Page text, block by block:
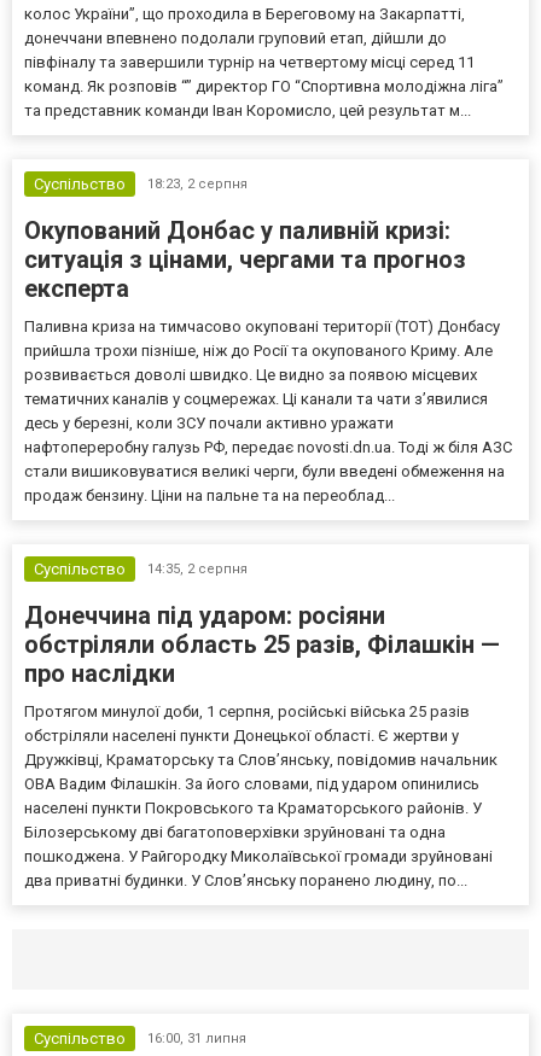
колос України”, що проходила в Береговому на Закарпатті,
донеччани впевнено подолали груповий етап, дійшли до
півфіналу та завершили турнір на четвертому місці серед 11
команд. Як розповів “” директор ГО “Спортивна молодіжна ліга”
та представник команди Іван Коромисло, цей результат м...
Суспільство 18:23, 2 серпня
Окупований Донбас у паливній кризі:
ситуація з цінами, чергами та прогноз
експерта
Паливна криза на тимчасово окуповані території (ТОТ) Донбасу
прийшла трохи пізніше, ніж до Росії та окупованого Криму. Але
розвивається доволі швидко. Це видно за появою місцевих
тематичних каналів у соцмережах. Ці канали та чати з’явилися
десь у березні, коли ЗСУ почали активно уражати
нафтопереробну галузь РФ, передає novosti.dn.ua. Тоді ж біля АЗС
стали вишиковуватися великі черги, були введені обмеження на
продаж бензину. Ціни на пальне та на переоблад...
Суспільство 14:35, 2 серпня
Донеччина під ударом: росіяни
обстріляли область 25 разів, Філашкін —
про наслідки
Протягом минулої доби, 1 серпня, російські війська 25 разів
обстріляли населені пункти Донецької області. Є жертви у
Дружківці, Краматорську та Слов’янську, повідомив начальник
ОВА Вадим Філашкін. За його словами, під ударом опинились
населені пункти Покровського та Краматорського районів. У
Білозерському дві багатоповерхівки зруйновані та одна
пошкоджена. У Райгородку Миколаївської громади зруйновані
два приватні будинки. У Слов’янську поранено людину, по...
Суспільство 16:00, 31 липня